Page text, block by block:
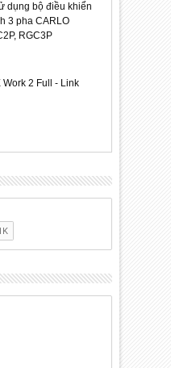
dụng bộ điều khiển
3 pha CARLO
RGC3P
Work 2 Full - Link